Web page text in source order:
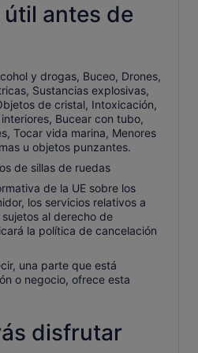
antes de
y drogas, Buceo, Drones,
Sustancias explosivas,
de cristal, Intoxicación,
Bucear con tubo,
Tocar vida marina, Menores
u objetos punzantes.
de sillas de ruedas
de la UE sobre los
los servicios relativos a
al derecho de
la política de cancelación
una parte que está
o negocio, ofrece esta
disfrutar